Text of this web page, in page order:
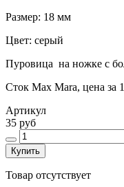
Размер: 18 мм
Цвет: серый
Пуровица на ножке с
Сток Max Mara, цена за
Артикул
35 руб
Купить
Товар отсутствует